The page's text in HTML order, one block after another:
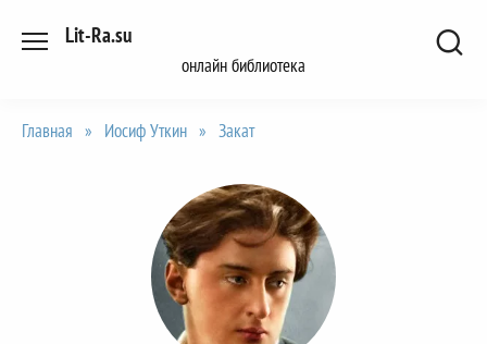
Lit-Ra.su
онлайн библиотека
Главная » Иосиф Уткин » Закат